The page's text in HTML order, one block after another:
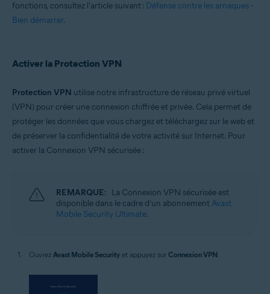
fonctions, consultez l'article suivant : Défense contre les arnaques -
Bien démarrer.
Activer la Protection VPN
Protection VPN utilise notre infrastructure de réseau privé virtuel
(VPN) pour créer une connexion chiffrée et privée. Cela permet de
protéger les données que vous chargez et téléchargez sur le web et
de préserver la confidentialité de votre activité sur Internet. Pour
activer la Connexion VPN sécurisée :
REMARQUE: La Connexion VPN sécurisée est
disponible dans le cadre d’un abonnement Avast
Mobile Security Ultimate.
Ouvrez Avast Mobile Security et appuyez sur Connexion VPN.